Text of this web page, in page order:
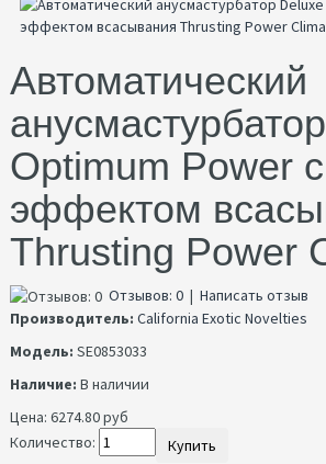
Автоматический
Optimum Power с
эффектом
Thrusting Power
Отзывов: 0 | Написать отзыв
Производитель: California Exotic Novelties
Модель: SE0853033
Наличие: В наличии
Цена: 6274.80 руб
Количество:
Купить